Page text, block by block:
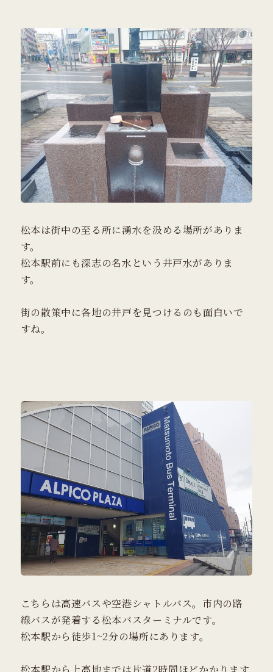
松本は街中の至る所に湧水を汲める場所がありま
す。
松本駅前にも深志の名水という井戸水がありま
す。
街の散策中に各地の井戸を見つけるのも面白いで
すね。
こちらは高速バスや空港シャトルバス。市内の路
線バスが発着する松本バスターミナルです。
松本駅から徒歩1~2分の場所にあります。
松本駅から上高地までは片道2時間ほどかかります